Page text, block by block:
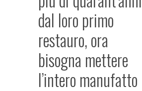
dal loro primo
restauro, ora
bisogna mettere
l’intero manufatto